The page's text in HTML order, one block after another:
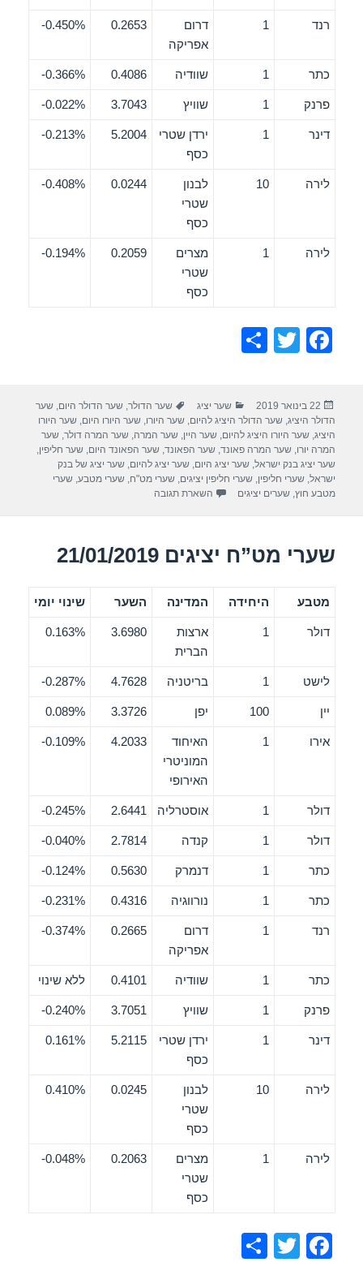
רנד 1
דרום
אפריקה
0.2653
0.450%-
כתר 1 שוודיה 0.4086
0.366%-
פרנק 1 שוויץ 3.7043
0.022%-
דינר 1
ירדן שטרי
כסף
5.2004
0.213%-
לירה 10
לבנון
שטרי
כסף
0.0244
0.408%-
לירה 1
מצרים
שטרי
כסף
0.2059
0.194%-
F
e
b
o
o
T
er
e
פורסם
בתאריך
22 בינואר 2019 קטגוריות
שער יציג תגיות
שער הדולר,שער הדולר היום,שער
הדולר היציג,שער הדולר היציג להיום,שער היורו,שער היורו היום,שער היורו
היציג,שער היורו היציג להיום,שער היין,שער המרה,שער המרה דולר,שער
המרה יורו,שער המרה פאונד,שער הפאונד,שער הפאונד היום,שער חליפין,
שער יציג בנק ישראל,שער יציג היום,שער יציג להיום,שער יציג של בנק
ישראל,שערי חליפין,שערי חליפין יציגים,שערי מט"ח,שערי מטבע,שערי
מטבע חוץ,שערים יציגים השארת תגובה
שערי מט”ח יציגים 21/01/2019
מטבע היחידה המדינה השער שינוי יומי
דולר 1
ארצות
הברית
3.6980
0.163%
לישט 1 בריטניה 4.7628
0.287%-
יין 100 יפן 3.3726
0.089%
אירו 1
האיחוד
המוניטרי
האירופי
4.2033
0.109%-
דולר 1 אוסטרליה 2.6441
0.245%-
דולר 1 קנדה 2.7814
0.040%-
כתר 1 דנמרק 0.5630
0.124%-
כתר 1 נורווגיה 0.4316
0.231%-
רנד 1
דרום
אפריקה
0.2665
0.374%-
כתר 1 שוודיה 0.4101 ללא שינוי
פרנק 1 שוויץ 3.7051
0.240%-
דינר 1
ירדן שטרי
כסף
5.2115
0.161%
לירה 10
לבנון
שטרי
כסף
0.0245
0.410%
לירה 1
מצרים
שטרי
כסף
0.2063
0.048%-
F
T